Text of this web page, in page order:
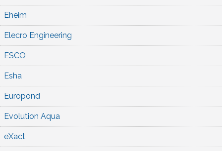
Eheim
Elecro Engineering
ESCO
Esha
Europond
Evolution Aqua
eXact